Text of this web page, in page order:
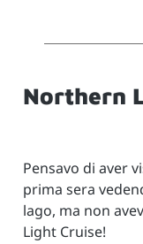
Northern
Pensavo di aver
prima sera
lago, ma non
Light Cruise!